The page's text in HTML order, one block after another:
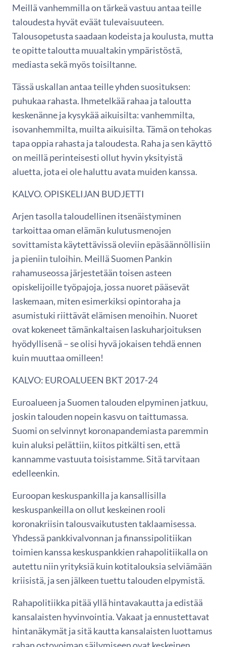
Meillä vanhemmilla on tärkeä vastuu antaa teille
taloudesta hyvät eväät tulevaisuuteen.
Talousopetusta saadaan kodeista ja koulusta, mutta
te opitte taloutta muualtakin ympäristöstä,
mediasta sekä myös toisiltanne.
Tässä uskallan antaa teille yhden suosituksen:
puhukaa rahasta. Ihmetelkää rahaa ja taloutta
keskenänne ja kysykää aikuisilta: vanhemmilta,
isovanhemmilta, muilta aikuisilta. Tämä on tehokas
tapa oppia rahasta ja taloudesta. Raha ja sen käyttö
on meillä perinteisesti ollut hyvin yksityistä
aluetta, jota ei ole haluttu avata muiden kanssa.
KALVO. OPISKELIJAN BUDJETTI
Arjen tasolla taloudellinen itsenäistyminen
tarkoittaa oman elämän kulutusmenojen
sovittamista käytettävissä oleviin epäsäännöllisiin
ja pieniin tuloihin. Meillä Suomen Pankin
rahamuseossa järjestetään toisen asteen
opiskelijoille työpajoja, jossa nuoret pääsevät
laskemaan, miten esimerkiksi opintoraha ja
asumistuki riittävät elämisen menoihin. Nuoret
ovat kokeneet tämänkaltaisen laskuharjoituksen
hyödyllisenä – se olisi hyvä jokaisen tehdä ennen
kuin muuttaa omilleen!
KALVO: EUROALUEEN BKT 2017-24
Euroalueen ja Suomen talouden elpyminen jatkuu,
joskin talouden nopein kasvu on taittumassa.
Suomi on selvinnyt koronapandemiasta paremmin
kuin aluksi pelättiin, kiitos pitkälti sen, että
kannamme vastuuta toisistamme. Sitä tarvitaan
edelleenkin.
Euroopan keskuspankilla ja kansallisilla
keskuspankeilla on ollut keskeinen rooli
koronakriisin talousvaikutusten taklaamisessa.
Yhdessä pankkivalvonnan ja finanssipolitiikan
toimien kanssa keskuspankkien rahapolitiikalla on
autettu niin yrityksiä kuin kotitalouksia selviämään
kriisistä, ja sen jälkeen tuettu talouden elpymistä.
Rahapolitiikka pitää yllä hintavakautta ja edistää
kansalaisten hyvinvointia. Vakaat ja ennustettavat
hintanäkymät ja sitä kautta kansalaisten luottamus